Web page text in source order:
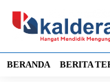
BERANDA BERITA